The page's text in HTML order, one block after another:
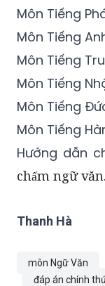
Môn Tiếng
Môn Tiếng
Môn Tiếng
Môn Tiếng
Môn Tiếng
Môn Tiếng
Hướng dẫn
chấm ngữ
Thanh Hà
môn Ngữ Văn
đáp án chính